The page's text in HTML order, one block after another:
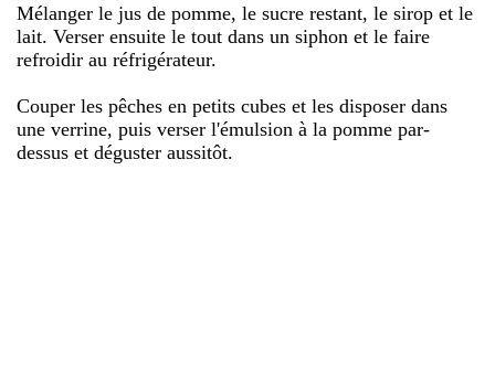
Mélanger le jus de pomme, le sucre restant, le sirop et le
lait. Verser ensuite le tout dans un siphon et le faire
refroidir au réfrigérateur.
Couper les pêches en petits cubes et les disposer dans
une verrine, puis verser l'émulsion à la pomme par-
dessus et déguster aussitôt.